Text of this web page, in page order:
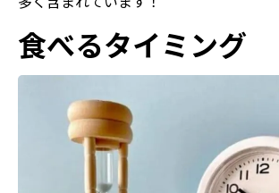
食べるタイミング